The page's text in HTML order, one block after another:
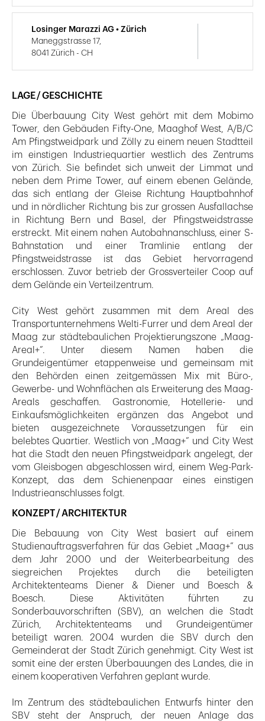
LAGE / GESCHICHTE
Die Überbauung City West gehört mit dem Mobimo
Tower, den Gebäuden Fifty-One, Maaghof West, A/B/C
Am Pfingstweidpark und Zölly zu einem neuen Stadtteil
im eins­tigen Industriequartier westlich des Zentrums
von Zürich. Sie befindet sich unweit der Limmat und
neben dem Prime Tower, auf einem ebenen Gelände,
das sich entlang der Gleise Richtung Hauptbahnhof
und in nördlicher Richtung bis zur grossen Ausfallachse
in Richtung Bern und Basel, der Pfingst­weidstrasse
erstreckt. Mit einem nahen Autobahnanschluss, einer S-
Bahnstation und einer Tramlinie entlang der
Pfingstweidstrasse ist das Gebiet hervorragend
erschlossen. Zuvor betrieb der Grossverteiler Coop auf
dem Gelände ein Verteilzentrum.
City West gehört zusammen mit dem Areal des
Transportunternehmens Welti-Furrer und dem Areal der
Maag zur städtebaulichen Pro­jektierungszone „Maag-
Areal+”. Unter diesem Namen haben die
Grundeigentümer etappenweise und gemeinsam mit
den Behörden einen zeitgemässen Mix mit Büro-,
Gewerbe- und Wohnflächen als Erweiterung des Maag-
Areals geschaffen. Gastronomie, Hotellerie- und
Einkaufs­möglichkeiten ergänzen das Angebot und
bieten aus­gezeichnete Voraussetzungen für ein
belebtes Quartier. Westlich von „Maag+” und City West
hat die Stadt den neuen Pfingstweidpark angelegt, der
vom Gleisbogen abgeschlossen wird, einem Weg-Park-
Konzept, das dem Schienenpaar eines einstigen
Industrieanschlusses folgt.
KONZEPT / ARCHITEKTUR
Die Bebauung von City West basiert auf einem
Studienauftragsverfahren für das Gebiet „Maag+” aus
dem Jahr 2000 und der Weiterbearbeitung des
siegreichen Projektes durch die beteiligten
Architektenteams Diener & Diener und Boesch &
Boesch. Diese Aktivitäten führten zu
Sonderbauvorschriften (SBV), an welchen die Stadt
Zürich, Architektenteams und Grundeigentümer
beteiligt waren. 2004 wurden die SBV durch den
Gemeinderat der Stadt Zürich genehmigt. City West ist
somit eine der ersten Überbauungen des Landes, die in
einem kooperativen Verfahren geplant wurde.
Im Zentrum des städtebaulichen Entwurfs hinter den
SBV steht der Anspruch, der neuen Anlage das
Losinger Marazzi AG • Zürich
Maneggstrasse 17,
8041 Zürich - CH